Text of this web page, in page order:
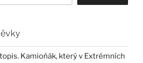
Kamioňák, který v Extrémních